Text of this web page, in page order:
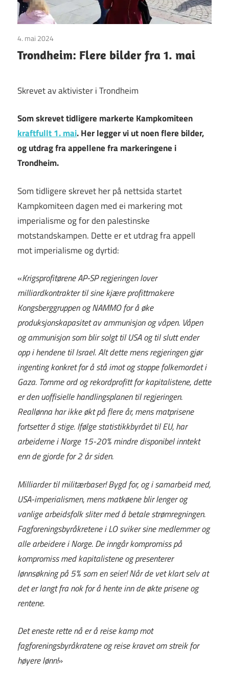
4. mai 2024
Trondheim: Flere bilder fra 1. mai
Skrevet av aktivister i Trondheim
Som skrevet tidligere markerte Kampkomiteen
kraftfullt 1. mai. Her legger vi ut noen flere bilder,
og utdrag fra appellene fra markeringene i
Trondheim.
Som tidligere skrevet her på nettsida startet
Kampkomiteen dagen med ei markering mot
imperialisme og for den palestinske
motstandskampen. Dette er et utdrag fra appell
mot imperialisme og dyrtid:
«Krigsprofitørene AP-SP regjeringen lover
milliardkontrakter til sine kjære profittmakere
Kongsberggruppen og NAMMO for å øke
produksjonskapasitet av ammunisjon og våpen. Våpen
og ammunisjon som blir solgt til USA og til slutt ender
opp i hendene til Israel. Alt dette mens regjeringen gjør
ingenting konkret for å stå imot og stoppe folkemordet i
Gaza. Tomme ord og rekordprofitt for kapitalistene, dette
er den uoffisielle handlingsplanen til regjeringen.
Reallønna har ikke økt på flere år, mens matprisene
fortsetter å stige. Ifølge statistikkbyrået til EU, har
arbeiderne i Norge 15-20% mindre disponibel inntekt
enn de gjorde for 2 år siden.
Milliarder til militærbaser! Bygd for, og i samarbeid med,
USA-imperialismen, mens matkøene blir lenger og
vanlige arbeidsfolk sliter med å betale strømregningen.
Fagforeningsbyråkretene i LO sviker sine medlemmer og
alle arbeidere i Norge. De inngår kompromiss på
kompromiss med kapitalistene og presenterer
lønnsøkning på 5% som en seier! Når de vet klart selv at
det er langt fra nok for å hente inn de økte prisene og
rentene.
Det eneste rette nå er å reise kamp mot
fagforeningsbyråkratene og reise kravet om streik for
høyere lønn!»